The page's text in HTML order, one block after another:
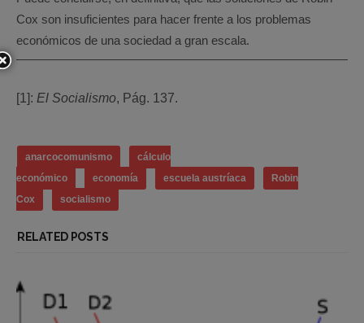
Cox son insuficientes para hacer frente a los problemas
económicos de una sociedad a gran escala.
[1]: El Socialismo, Pág. 137.
anarcocomunismo
cálculo
económico
economía escuela austríaca
Robin
Cox
socialismo
RELATED POSTS